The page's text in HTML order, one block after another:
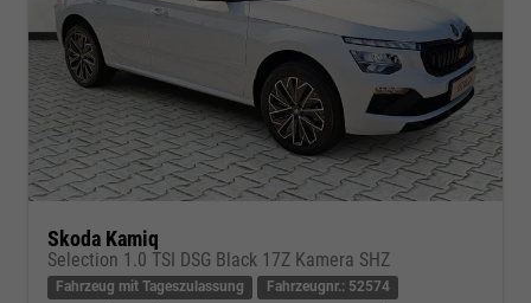
Skoda Kamiq
Selection 1.0 TSI DSG Black 17Z Kamera SHZ
Fahrzeug mit Tageszulassung Fahrzeugnr.: 52574